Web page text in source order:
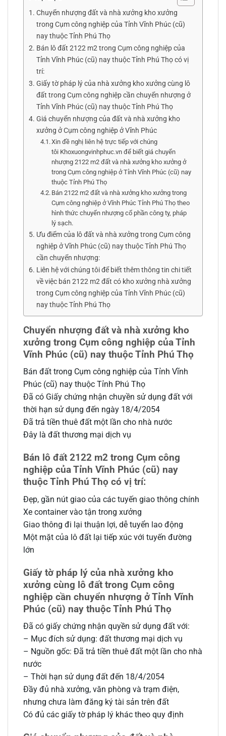
Chuyển nhượng đất và nhà xưởng kho xưởng
trong Cụm công nghiệp của Tỉnh Vĩnh Phúc (cũ)
nay thuộc Tỉnh Phú Thọ
Bán lô đất 2122 m2 trong Cụm công nghiệp của
Tỉnh Vĩnh Phúc (cũ) nay thuộc Tỉnh Phú Thọ có vị
trí:
Giấy tờ pháp lý của nhà xưởng kho xưởng cùng lô
đất trong Cụm công nghiệp cần chuyển nhượng ở
Tỉnh Vĩnh Phúc (cũ) nay thuộc Tỉnh Phú Thọ
Giá chuyển nhượng của đất và nhà xưởng kho
xưởng ở Cụm công nghiệp ở Vĩnh Phúc
Xin đề nghị liên hệ trực tiếp với chúng
tôi Khoxuongvinhphuc.vn để biết giá chuyển
nhượng 2122 m2 đất và nhà xưởng kho xưởng ở
trong Cụm công nghiệp ở Tỉnh Vĩnh Phúc (cũ) nay
thuộc Tỉnh Phú Thọ
Bán 2122 m2 đất và nhà xưởng kho xưởng trong
Cụm công nghiệp ở Vĩnh Phúc Tỉnh Phú Thọ theo
hình thức chuyển nhượng cổ phần công ty, pháp
lý sạch.
Ưu điểm của lô đất và nhà xưởng trong Cụm công
nghiệp ở Vĩnh Phúc (cũ) nay thuộc Tỉnh Phú Thọ
cần chuyển nhượng:
Liên hệ với chúng tôi để biết thêm thông tin chi tiết
về việc bán 2122 m2 đất có kho xưởng nhà xưởng
trong Cụm công nghiệp của Tỉnh Vĩnh Phúc (cũ)
nay thuộc Tỉnh Phú Thọ
Chuyển nhượng đất và nhà xưởng kho
xưởng trong Cụm công nghiệp của Tỉnh
Vĩnh Phúc (cũ) nay thuộc Tỉnh Phú Thọ
Bán đất trong Cụm công nghiệp của Tỉnh Vĩnh
Phúc (cũ) nay thuộc Tỉnh Phú Thọ
Đã có Giấy chứng nhận chuyền sử dụng đất với
thời hạn sử dụng đến ngày 18/4/2054
Đã trả tiền thuê đất một lần cho nhà nước
Đây là đất thương mại dịch vụ
Bán lô đất 2122 m2 trong Cụm công
nghiệp của Tỉnh Vĩnh Phúc (cũ) nay
thuộc Tỉnh Phú Thọ có vị trí:
Đẹp, gần nút giao của các tuyến giao thông chính
Xe container vào tận trong xưởng
Giao thông đi lại thuận lợi, dễ tuyển lao động
Một mặt của lô đất lại tiếp xúc với tuyến đường
lớn
Giấy tờ pháp lý của nhà xưởng kho
xưởng cùng lô đất trong Cụm công
nghiệp cần chuyển nhượng ở Tỉnh Vĩnh
Phúc (cũ) nay thuộc Tỉnh Phú Thọ
Đã có giấy chứng nhận quyền sử dụng đất với:
– Mục đích sử dụng: đất thương mại dịch vụ
– Nguồn gốc: Đã trả tiền thuê đất một lần cho nhà
nước
– Thời hạn sử dụng đất đến 18/4/2054
Đầy đủ nhà xưởng, văn phòng và trạm điện,
nhưng chưa làm đăng ký tài sản trên đất
Có đủ các giấy tờ pháp lý khác theo quy định